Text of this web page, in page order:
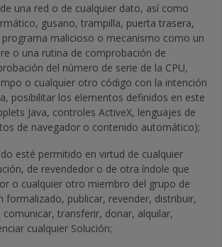
una red o de cualquier dato, así como
gusano, trampilla, puerta trasera,
malicioso o mecanismo como un
o una rutina de comprobación de
del número de serie de la CPU,
o cualquier otro código con la intención
posibilitar los elementos definidos en este
Java, controles ActiveX, lenguajes de
de navegador o contenido automático);
esté permitido en virtud de cualquier
de revendedor o de otra índole que
o cualquier otro miembro del grupo de
formalizado, publicar, revender, distribuir,
transferir, donar, alquilar,
cualquier Solución;